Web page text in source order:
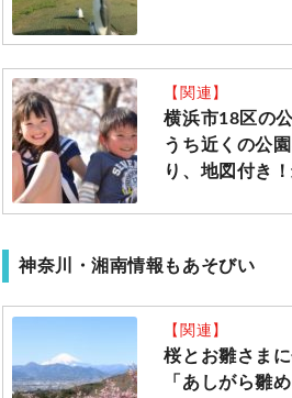
【関連】
横浜市18区の
うち近くの公
り、地図付き
神奈川・湘南情報もあそびい
【関連】
桜とお雛さま
「あしがら雛